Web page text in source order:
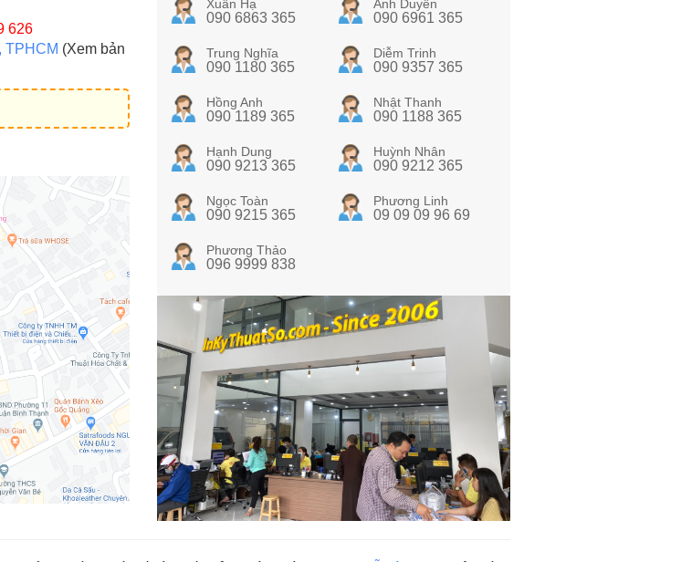
626
TPHCM (Xem bản
Xuân Hạ
090 6863 365
Ánh Duyên
090 6961 365
Trung Nghĩa
090 1180 365
Diễm Trinh
090 9357 365
Hồng Anh
090 1189 365
Nhật Thanh
090 1188 365
Hạnh Dung
090 9213 365
Huỳnh Nhân
090 9212 365
Ngọc Toàn
090 9215 365
Phương Linh
09 09 09 96 69
Phương Thảo
096 9999 838